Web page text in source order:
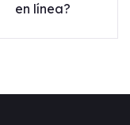
en línea?